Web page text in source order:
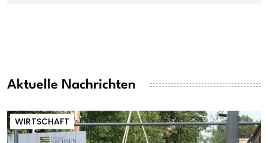
Aktuelle Nachrichten
WIRTSCHAFT